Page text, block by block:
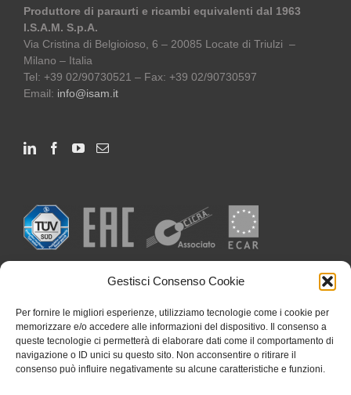
Gestisci Consenso Cookie
Per fornire le migliori esperienze, utilizziamo tecnologie come i cookie per
memorizzare e/o accedere alle informazioni del dispositivo. Il consenso a
queste tecnologie ci permetterà di elaborare dati come il comportamento di
navigazione o ID unici su questo sito. Non acconsentire o ritirare il
consenso può influire negativamente su alcune caratteristiche e funzioni.
Produttore di paraurti e ricambi equivalenti dal 1963
I.S.A.M. S.p.A.
Via Cristina di Belgioioso, 6 – 20085 Locate di Triulzi –
Milano – Italia
Tel: +39 02/90730521 – Fax: +39 02/90730597
Email: info@isam.it